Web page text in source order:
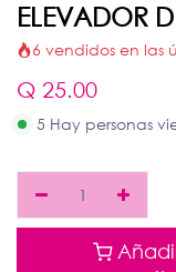
ELEVADOR
6 vendidos en las
Q 25.00
5 Hay personas